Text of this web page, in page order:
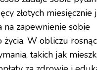
złotych miesięcznie
na zapewnienie sobie
życia. W obliczu
takich jak